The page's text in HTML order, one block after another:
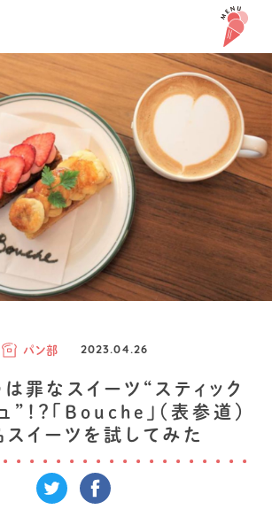
パン部 2023.04.26
罪なスイーツ“スティック
”！？「Bouche」（表参道）
イーツを試してみた